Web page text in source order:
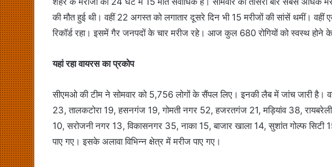
की मौत हुई थी। वहीं 22 अगस्त को लगातार दूसरे दि‍न भी 15 मरीजों की सांसें थमीं।
रि‍कॉर्ड रहा। इसमें गैर जनपदों के चार मरीज रहे। आज कुल 680 रोगियों को स्वस्थ होने के
यहां रहा वायरस का प्रकोप
सीएमओ की टीम ने सोमवार को 5,756 लोगों के सैंपल लिए। इनकी लैब में जांच जारी है।
23, तालकटोरा 19, हसनगंज 19, गोमती नगर 52, हजरतगंज 21, मड़ियांव 38,
10, सरोजनी नगर 13, विकासनगर 35, नाका 15, बाजार खाला 14, सुशांत गोल्फ सिटी
पाए गए। इसके अलावा वि‍भि‍न्न क्षेत्र में मरीज पाए गए।